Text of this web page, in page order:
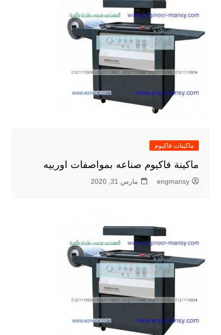
ماكينات فاكيوم
ماكينة فاكيوم صناعه بمواصفات اوربيه
engmansy مارس 31, 2020